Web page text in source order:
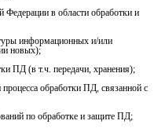
Федерации в области обработки и
информационных и/или
новых);
ПД (в т.ч. передачи, хранения);
обработки ПД, связанной с
по обработке и защите ПД;